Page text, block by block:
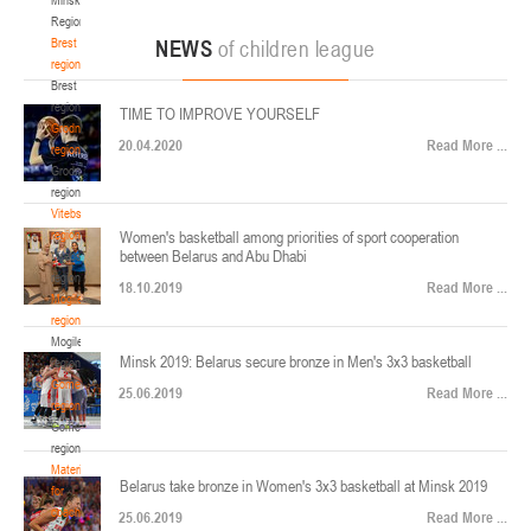
Region
Brest
region
Brest
region
Grodno
region
Grodno
region
Vitebsk
region
Vitebsk
region
Mogilev
region
Mogilev
region
Gomel
region
Gomel
region
Materials
for
coaches
ул. Ленинградская, 4
Минск
Финал четырех – юноши 2014-2015 гг.р., Дивизион 2, 22-24 апреля 2026 г., г.
Минск, ул. Стадионная, 3
U-12, девушки
V тур – девушки 2014-2015 гг.р., Дивизион 1, 17-19 апреля 2026 г., г. Гомель,
ул. Б.Хмельницкого, 118а
Минск
Финал 4-х – девушки 2010-2011 гг.р., Дивизион 2, 14-16 апреля 2026 г., г.
Минск, ул. Стадионная, 3
NEWS of children league
TIME TO IMPROVE YOURSELF
20.04.2020 Read More ...
Women's basketball among priorities of sport cooperation
between Belarus and Abu Dhabi
18.10.2019 Read More ...
Minsk 2019: Belarus secure bronze in Men's 3x3 basketball
25.06.2019 Read More ...
Belarus take bronze in Women's 3x3 basketball at Minsk 2019
25.06.2019 Read More ...